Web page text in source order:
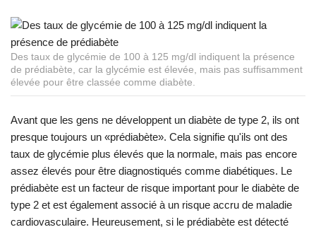
Des taux de glycémie de 100 à 125 mg/dl indiquent la présence
de prédiabète, car la glycémie est élevée, mais pas suffisamment
élevée pour être classée comme diabète.
Avant que les gens ne développent un diabète de type 2, ils ont
presque toujours un «prédiabète». Cela signifie qu'ils ont des
taux de glycémie plus élevés que la normale, mais pas encore
assez élevés pour être diagnostiqués comme diabétiques. Le
prédiabète est un facteur de risque important pour le diabète de
type 2 et est également associé à un risque accru de maladie
cardiovasculaire. Heureusement, si le prédiabète est détecté